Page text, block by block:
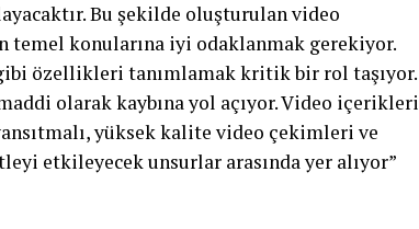
Bu şekilde oluşturulan video
konularına iyi odaklanmak gerekiyor.
özellikleri tanımlamak kritik bir rol taşıyor.
olarak kaybına yol açıyor. Video içerikleri
yüksek kalite video çekimleri ve
etkileyecek unsurlar arasında yer alıyor”